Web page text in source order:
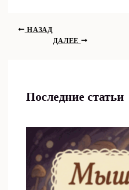
НАЗАД
ДАЛЕЕ
Последние статьи